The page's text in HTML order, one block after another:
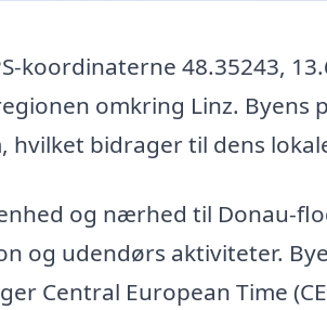
koordinaterne 48.35243,
omkring Linz. Byens
bidrager til dens
og nærhed til Donau-
og udendørs aktiviteter.
Central European Time